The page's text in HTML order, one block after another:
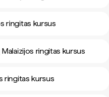
ringitas kursus
ringitas kursus
ringitas kursus